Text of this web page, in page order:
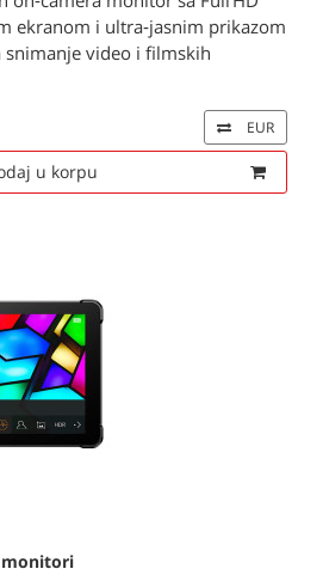
ekranom i ultra‑jasnim prikazom
snimanje video i filmskih
EUR
u korpu
monitori